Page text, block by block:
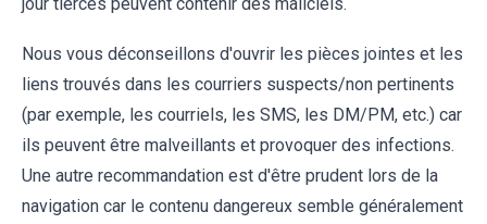
Nous vous déconseillons d'ouvrir les pièces jointes et les
liens trouvés dans les courriers suspects/non pertinents
(par exemple, les courriels, les SMS, les DM/PM, etc.) car
ils peuvent être malveillants et provoquer des infections.
Une autre recommandation est d'être prudent lors de la
navigation car le contenu dangereux semble généralement